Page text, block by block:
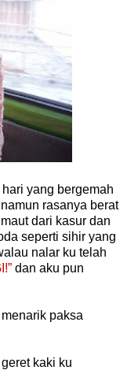
yang bergemah
rasanya berat
dari kasur dan
seperti sihir yang
nalar ku telah
dan aku pun
paksa
kaki ku